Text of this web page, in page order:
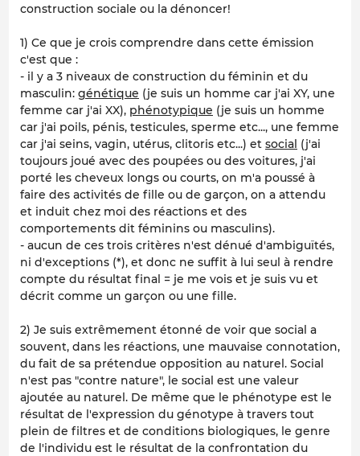
construction sociale ou la dénoncer!
1) Ce que je crois comprendre dans cette émission
c'est que :
- il y a 3 niveaux de construction du féminin et du
masculin: génétique (je suis un homme car j'ai XY, une
femme car j'ai XX), phénotypique (je suis un homme
car j'ai poils, pénis, testicules, sperme etc..., une femme
car j'ai seins, vagin, utérus, clitoris etc...) et social (j'ai
toujours joué avec des poupées ou des voitures, j'ai
porté les cheveux longs ou courts, on m'a poussé à
faire des activités de fille ou de garçon, on a attendu
et induit chez moi des réactions et des
comportements dit féminins ou masculins).
- aucun de ces trois critères n'est dénué d'ambiguïtés,
ni d'exceptions (*), et donc ne suffit à lui seul à rendre
compte du résultat final = je me vois et je suis vu et
décrit comme un garçon ou une fille.
2) Je suis extrêmement étonné de voir que social a
souvent, dans les réactions, une mauvaise connotation,
du fait de sa prétendue opposition au naturel. Social
n'est pas "contre nature", le social est une valeur
ajoutée au naturel. De même que le phénotype est le
résultat de l'expression du génotype à travers tout
plein de filtres et de conditions biologiques, le genre
de l'individu est le résultat de la confrontation du